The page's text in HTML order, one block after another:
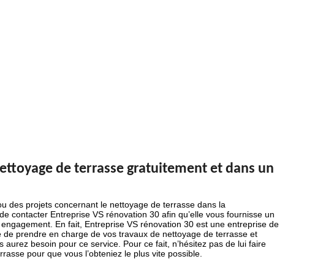
de terrasse gratuitement et dans un
des projets concernant le nettoyage de terrasse dans la
contacter Entreprise VS rénovation 30 afin qu’elle vous fournisse un
En fait, Entreprise VS rénovation 30 est une entreprise de
prendre en charge de vos travaux de nettoyage de terrasse et
aurez besoin pour ce service. Pour ce fait, n’hésitez pas de lui faire
pour que vous l’obteniez le plus vite possible.